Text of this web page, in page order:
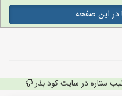
در این صفحه
ستاره در سایت کود بذر